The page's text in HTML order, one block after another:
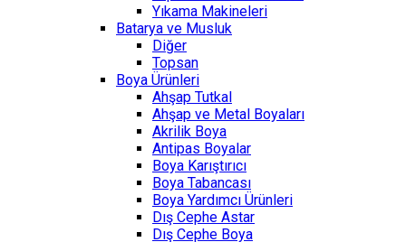
Yıkama Makineleri
Batarya ve Musluk
Diğer
Topsan
Boya Ürünleri
Ahşap Tutkal
Ahşap ve Metal Boyaları
Akrilik Boya
Antipas Boyalar
Boya Karıştırıcı
Boya Tabancası
Boya Yardımcı Ürünleri
Dış Cephe Astar
Dış Cephe Boya